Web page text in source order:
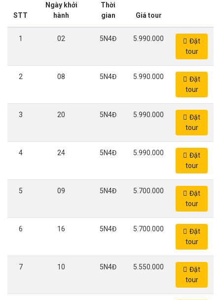
STT
Ngày khởi
hành
Thời
gian
Giá tour
1 02 5N4Đ 5.990.000
Đặt
tour
2 08 5N4Đ 5.990.000
Đặt
tour
3 20 5N4Đ 5.990.000
Đặt
tour
4 24 5N4Đ 5.990.000
Đặt
tour
5 09 5N4Đ 5.700.000
Đặt
tour
6 16 5N4Đ 5.700.000
Đặt
tour
7 10 5N4Đ 5.550.000
Đặt
tour